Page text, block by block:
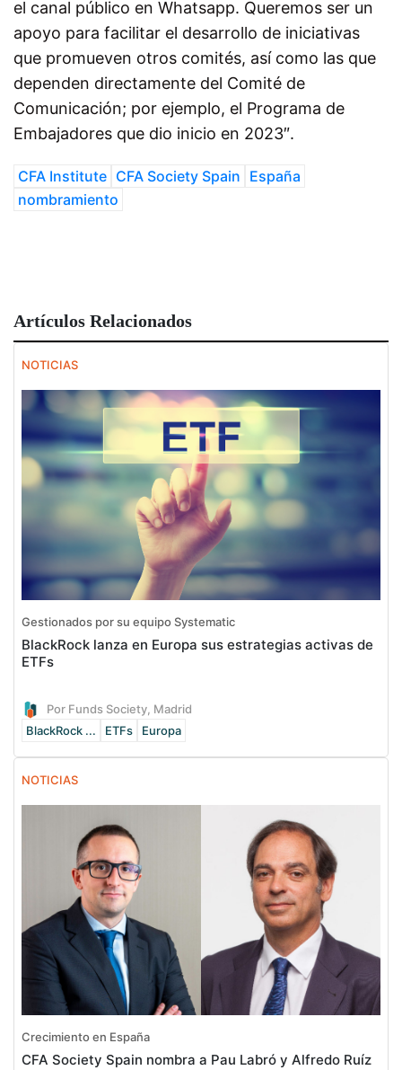
el canal público en Whatsapp. Queremos ser un
apoyo para facilitar el desarrollo de iniciativas
que promueven otros comités, así como las que
dependen directamente del Comité de
Comunicación; por ejemplo, el Programa de
Embajadores que dio inicio en 2023″.
CFA Institute CFA Society Spain España
nombramiento
Artículos Relacionados
NOTICIAS
Gestionados por su equipo Systematic
BlackRock lanza en Europa sus estrategias activas de
ETFs
Por Funds Society, Madrid
BlackRock ...
ETFs Europa
NOTICIAS
Crecimiento en España
CFA Society Spain nombra a Pau Labró y Alfredo Ruíz